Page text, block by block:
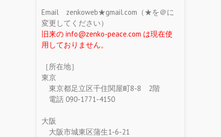
Email zenkoweb★gmail.com（★を＠に
変更してください）
旧来の info@zenko-peace.com は現在使
用しておりません。
［所在地］
東京
東京都足立区千住関屋町8-8 2階
電話 090-1771-4150
大阪
大阪市城東区蒲生1-6-21